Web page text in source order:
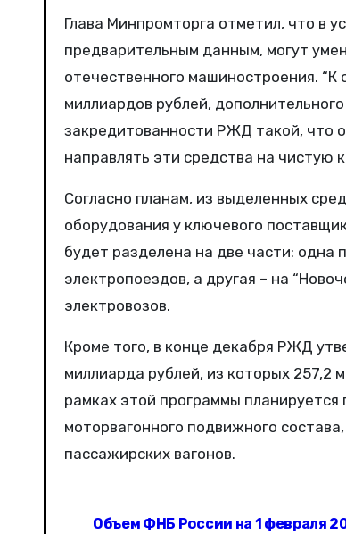
Глава Минпромторга отметил, что в
предварительным данным, могут
отечественного машиностроения.
миллиардов рублей,
закредитованности РЖД такой, что
направлять эти средства на чистую
Согласно планам, из выделенных
оборудования у ключевого
будет разделена на две части: одна
электропоездов, а другая – на
электровозов.
Кроме того, в конце декабря РЖД
миллиарда рублей, из которых 257,2
рамках этой программы
моторвагонного подвижного
пассажирских вагонов.
Объем ФНБ России на 1 февраля